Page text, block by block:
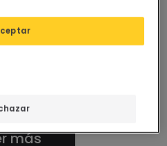
""
más